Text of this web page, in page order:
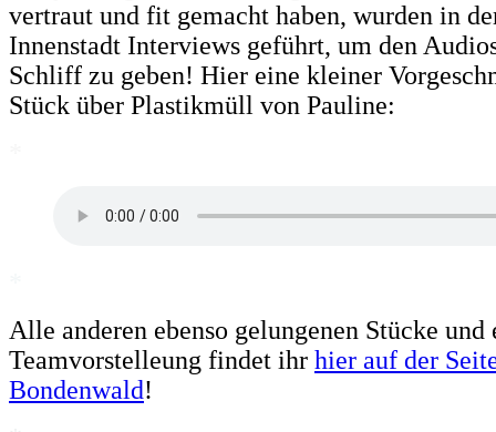
vertraut und fit gemacht haben, wurden in
Innenstadt Interviews geführt, um den
Schliff zu geben! Hier eine kleiner
Stück über Plastikmüll von Pauline:
Alle anderen ebenso gelungenen Stücke und
Teamvorstelleung findet ihr hier auf der
Bondenwald!